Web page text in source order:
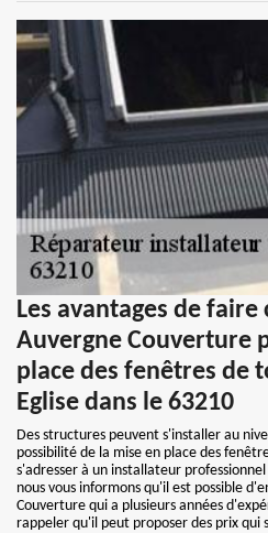
Les avantages de faire
Auvergne Couverture
place des fenêtres de
Eglise dans le 63210
Des structures peuvent s'installer au
possibilité de la mise en place des
s'adresser à un installateur
nous vous informons qu'il est possible
Couverture qui a plusieurs années
rappeler qu'il peut proposer des prix qui